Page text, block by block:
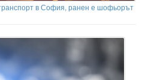
в София, ранен е шофьорът